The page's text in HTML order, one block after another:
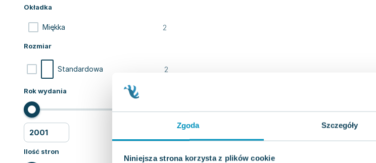
Zgoda Szczegóły
Niniejsza strona korzysta z plików cookie
Okładka
Miękka 2
Rozmiar
Standardowa 2
Rok wydania
Ilość stron